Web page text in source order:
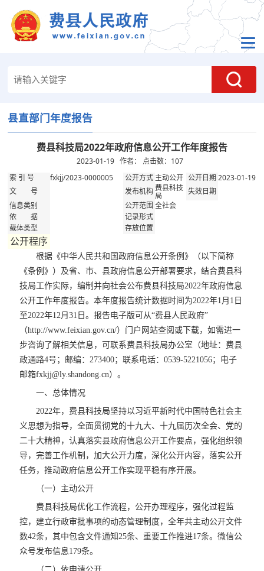
县直部门年度报告
费县科技局2022年政府信息公开工作年度报告
2023-01-19 作者： 点击数： 107
索 引 号 fxkjj/2023-0000005 公开方式 主动公开 公开日期2023-01-19
文 号 发布机构费县科技
局
失效日期
信息类别
公开范围全社会
依 据
记录形式
载体类型
存放位置
公开程序
根据《中华人民共和国政府信息公开条例》（以下简称
《条例》）及省、市、县政府信息公开部署要求，结合费县科
技局工作实际，编制并向社会公布费县科技局2022年政府信息
公开工作年度报告。本年度报告统计数据时间为2022年1月1日
至2022年12月31日。报告电子版可从“费县人民政府”
（http://www.feixian.gov.cn/）门户网站查阅或下载，如需进一
步咨询了解相关信息，可联系费县科技局办公室（地址：费县
政通路4号；邮编：273400；联系电话：0539-5221056；电子
邮箱fxkjj@ly.shandong.cn）。
一、总体情况
2022年，费县科技局坚持以习近平新时代中国特色社会主
义思想为指导，全面贯彻党的十九大、十九届历次全会、党的
二十大精神，认真落实县政府信息公开工作要点，强化组织领
导，完善工作机制，加大公开力度，深化公开内容，落实公开
任务，推动政府信息公开工作实现平稳有序开展。
（一）主动公开
费县科技局优化工作流程，公开办理程序，强化过程监
控，建立行政审批事项的动态管理制度，全年共主动公开文件
数42条，其中包含文件通知25条、重要工作推进17条。微信公
众号发布信息179条。